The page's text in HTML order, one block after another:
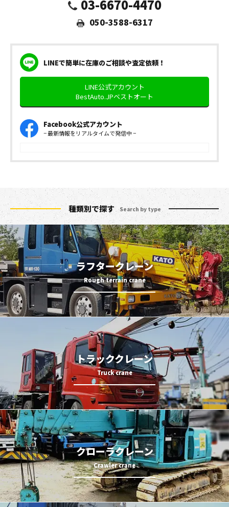
03-6670-4470
050-3588-6317
LINEで簡単に在庫のご相談や査定依頼！
LINE公式アカウント
BestAuto.JPベストオート
Facebook公式アカウント
− 最新情報をリアルタイムで発信中 −
種類別で探す Search by type
ラフタークレーン
トラッククレーン
クローラクレーン